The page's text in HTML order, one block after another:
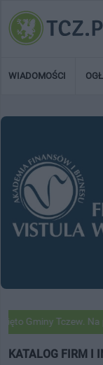
WIADOMOŚCI
Gminy Tczew. Na
KATALOG FIRM I